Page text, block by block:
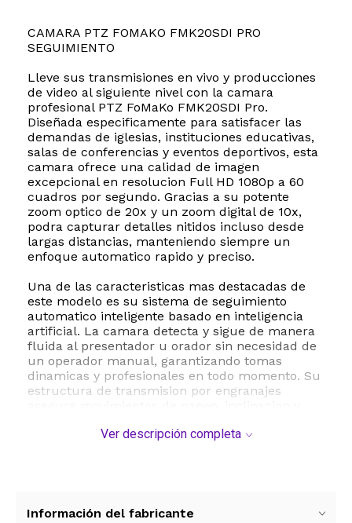
CAMARA PTZ FOMAKO FMK20SDI PRO
SEGUIMIENTO
Lleve sus transmisiones en vivo y producciones
de video al siguiente nivel con la camara
profesional PTZ FoMaKo FMK20SDI Pro.
Diseñada especificamente para satisfacer las
demandas de iglesias, instituciones educativas,
salas de conferencias y eventos deportivos, esta
camara ofrece una calidad de imagen
excepcional en resolucion Full HD 1080p a 60
cuadros por segundo. Gracias a su potente
zoom optico de 20x y un zoom digital de 10x,
podra capturar detalles nitidos incluso desde
largas distancias, manteniendo siempre un
enfoque automatico rapido y preciso.
Una de las caracteristicas mas destacadas de
este modelo es su sistema de seguimiento
automatico inteligente basado en inteligencia
artificial. La camara detecta y sigue de manera
fluida al presentador u orador sin necesidad de
un operador manual, garantizando tomas
dinamicas y profesionales en todo momento. Su
estructura de transmision por engranajes
un posicionamiento preestablecido de alta
Pro es sumamente versatil. Cuenta con salidas
Ver descripción completa
Información del fabricante